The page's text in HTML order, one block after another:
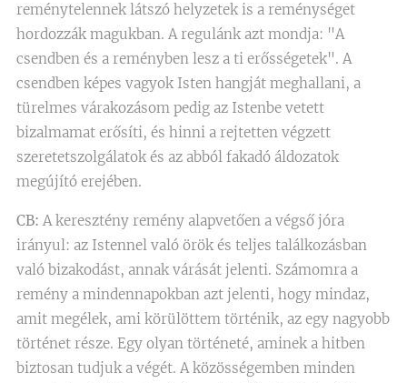
reménytelennek látszó helyzetek is a reménységet
hordozzák magukban. A regulánk azt mondja: "A
csendben és a reményben lesz a ti erősségetek". A
csendben képes vagyok Isten hangját meghallani, a
türelmes várakozásom pedig az Istenbe vetett
bizalmamat erősíti, és hinni a rejtetten végzett
szeretetszolgálatok és az abból fakadó áldozatok
megújító erejében.
CB: A keresztény remény alapvetően a végső jóra
irányul: az Istennel való örök és teljes találkozásban
való bizakodást, annak várását jelenti. Számomra a
remény a mindennapokban azt jelenti, hogy mindaz,
amit megélek, ami körülöttem történik, az egy nagyobb
történet része. Egy olyan történeté, aminek a hitben
biztosan tudjuk a végét. A közösségemben minden